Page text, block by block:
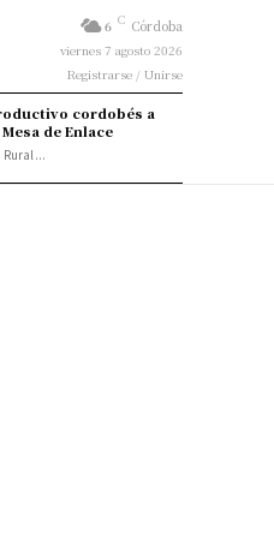
6 C Córdoba
viernes 7 agosto 2026
Registrarse / Unirse
cordobés a
de Enlace